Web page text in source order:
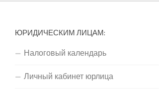
ЮРИДИЧЕСКИМ ЛИЦАМ:
Налоговый календарь
Личный кабинет юрлица